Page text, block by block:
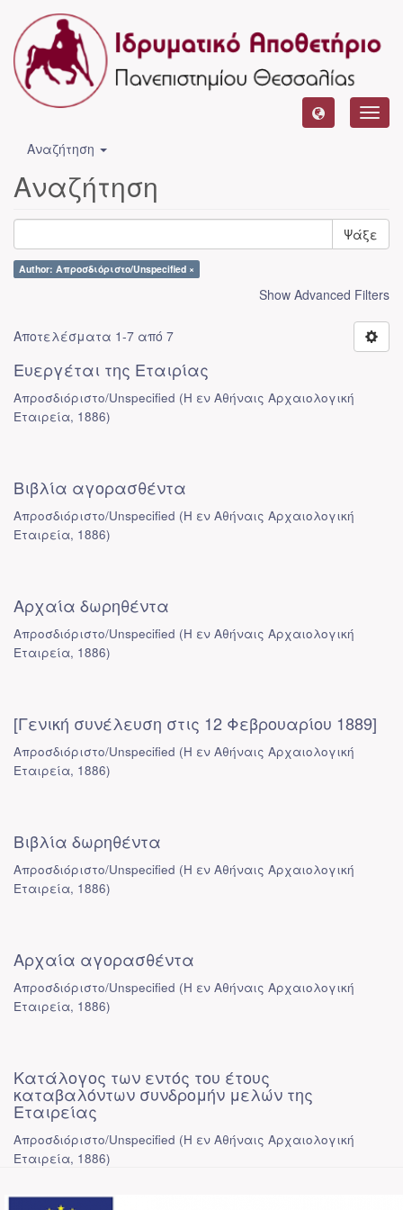
Αναζήτηση
Αναζήτηση
Ψάξε
Author: Απροσδιόριστο/Unspecified ×
Show Advanced Filters
Αποτελέσματα 1-7 από 7
Ευεργέται της Εταιρίας
Απροσδιόριστο/Unspecified (Η εν Αθήναις Αρχαιολογική
Εταιρεία, 1886)
Βιβλία αγορασθέντα
Απροσδιόριστο/Unspecified (Η εν Αθήναις Αρχαιολογική
Εταιρεία, 1886)
Αρχαία δωρηθέντα
Απροσδιόριστο/Unspecified (Η εν Αθήναις Αρχαιολογική
Εταιρεία, 1886)
[Γενική συνέλευση στις 12 Φεβρουαρίου 1889]
Απροσδιόριστο/Unspecified (Η εν Αθήναις Αρχαιολογική
Εταιρεία, 1886)
Βιβλία δωρηθέντα
Απροσδιόριστο/Unspecified (Η εν Αθήναις Αρχαιολογική
Εταιρεία, 1886)
Αρχαία αγορασθέντα
Απροσδιόριστο/Unspecified (Η εν Αθήναις Αρχαιολογική
Εταιρεία, 1886)
Κατάλογος των εντός του έτους
καταβαλόντων συνδρομήν μελών της
Εταιρείας
Απροσδιόριστο/Unspecified (Η εν Αθήναις Αρχαιολογική
Εταιρεία, 1886)